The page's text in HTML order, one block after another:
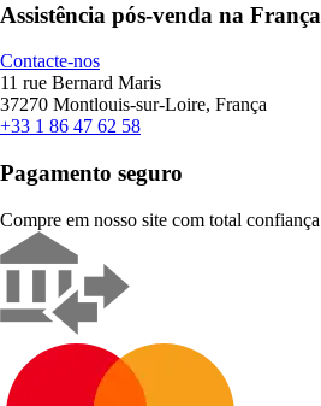
Assistência pós-venda na França
Contacte-nos
11 rue Bernard Maris
37270 Montlouis-sur-Loire, França
+33 1 86 47 62 58
Pagamento seguro
Compre em nosso site com total confiança